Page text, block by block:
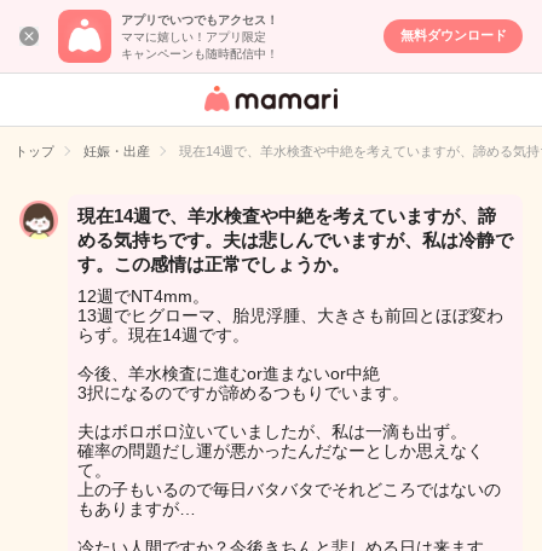
アプリでいつでもアクセス！
ママに嬉しい！アプリ限定
キャンペーンも随時配信中！
無料ダウンロード
女性専用匿名QA
イト
トップ 妊娠・出産 現在14週で、羊水検査や中絶を考えていますが、諦める気
現在14週で、羊水検査や中絶を考えていますが、諦
める気持ちです。夫は悲しんでいますが、私は冷静で
す。この感情は正常でしょうか。
12週でNT4mm。
13週でヒグローマ、胎児浮腫、大きさも前回とほぼ変わ
らず。現在14週です。
今後、羊水検査に進むor進まないor中絶
3択になるのですが諦めるつもりでいます。
夫はボロボロ泣いていましたが、私は一滴も出ず。
確率の問題だし運が悪かったんだなーとしか思えなく
て。
上の子もいるので毎日バタバタでそれどころではないの
もありますが…